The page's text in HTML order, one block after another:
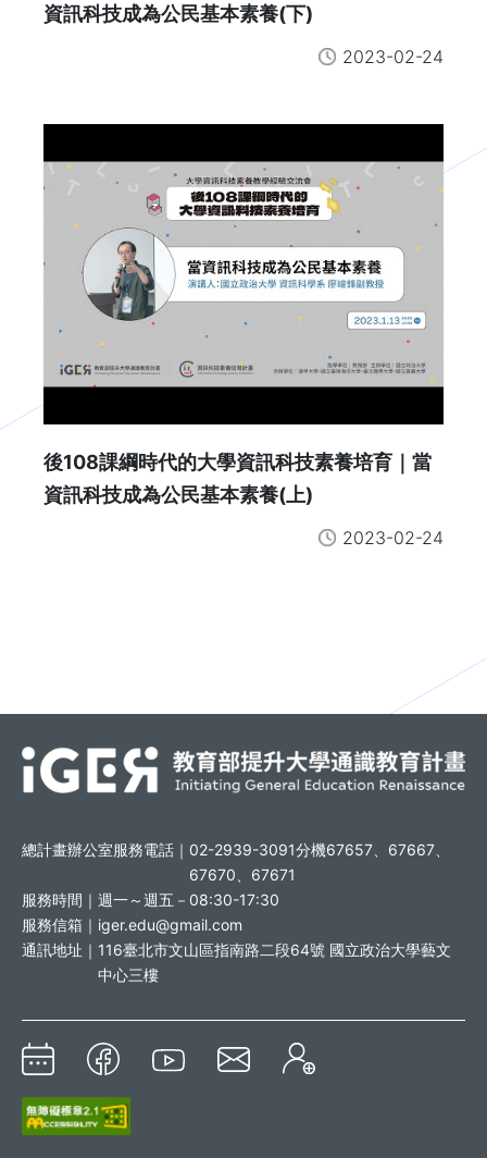
資訊科技成為公民基本素養(下)
2023-02-24
後108課綱時代的大學資訊科技素養培育｜當
資訊科技成為公民基本素養(上)
2023-02-24
總計畫辦公室服務電話｜ 02-2939-3091分機67657、67667、
67670、67671
服務時間｜ 週一～週五－08:30-17:30
服務信箱｜ iger.edu@gmail.com
通訊地址｜ 116臺北市文山區指南路二段64號 國立政治大學藝文
中心三樓